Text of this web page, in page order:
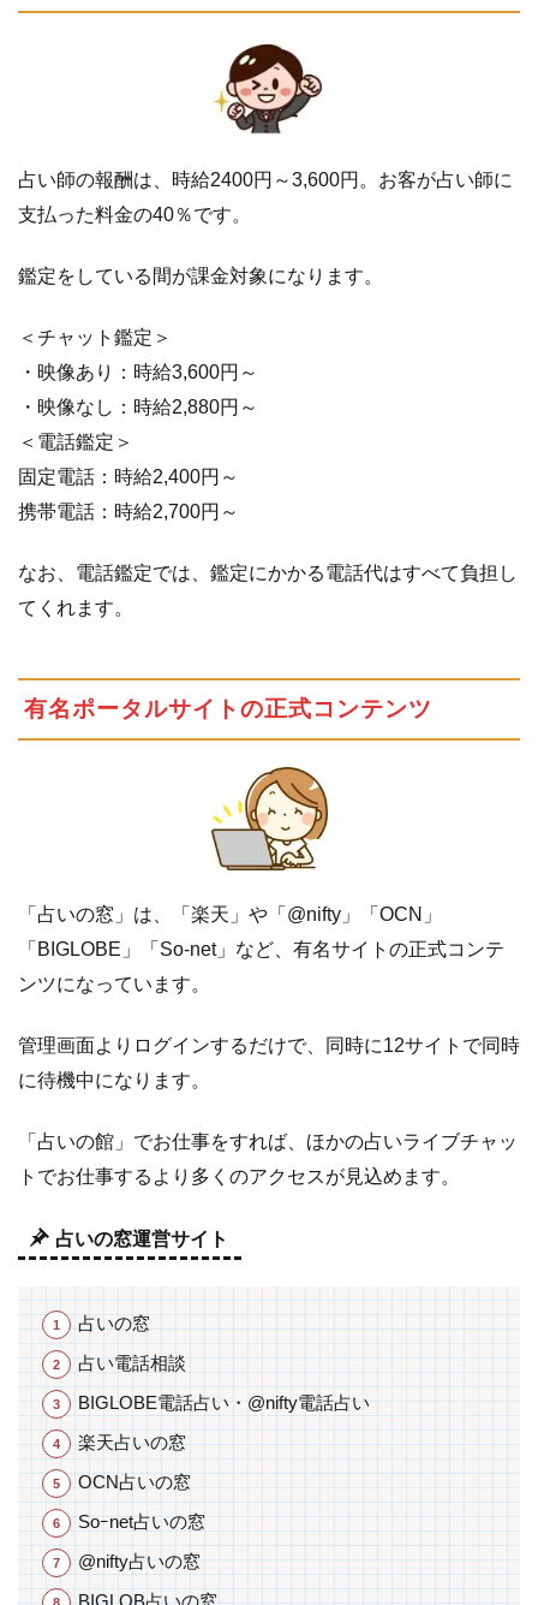
占い師の報酬は、時給2400円～3,600円。お客が占い師に
支払った料金の40％です。
鑑定をしている間が課金対象になります。
＜チャット鑑定＞
・映像あり：時給3,600円～
・映像なし：時給2,880円～
＜電話鑑定＞
固定電話：時給2,400円～
携帯電話：時給2,700円～
なお、電話鑑定では、鑑定にかかる電話代はすべて負担し
てくれます。
有名ポータルサイトの正式コンテンツ
「占いの窓」は、「楽天」や「@nifty」「OCN」
「BIGLOBE」「So-net」など、有名サイトの正式コンテ
ンツになっています。
管理画面よりログインするだけで、同時に12サイトで同時
に待機中になります。
「占いの館」でお仕事をすれば、ほかの占いライブチャッ
トでお仕事するより多くのアクセスが見込めます。
占いの窓運営サイト
占いの窓
占い電話相談
BIGLOBE電話占い・@nifty電話占い
楽天占いの窓
OCN占いの窓
Soｰnet占いの窓
@nifty占いの窓
BIGLOB占いの窓